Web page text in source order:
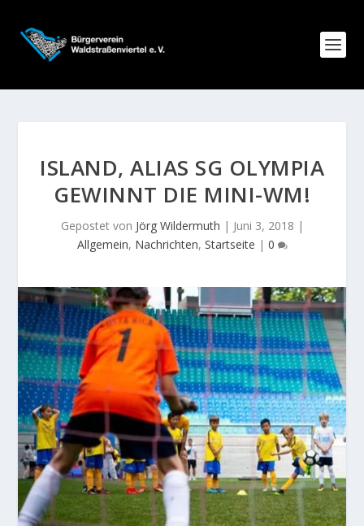
ISLAND, ALIAS SG OLYMPIA
GEWINNT DIE MINI-WM!
Gepostet von Jörg Wildermuth | Juni 3, 2018 |
Allgemein, Nachrichten, Startseite | 0